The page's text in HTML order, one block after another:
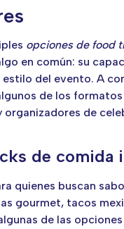
opciones de food
en común: su
estilo del evento. A
de los
organizadores de
de comida
quienes buscan
gourmet, tacos
de las